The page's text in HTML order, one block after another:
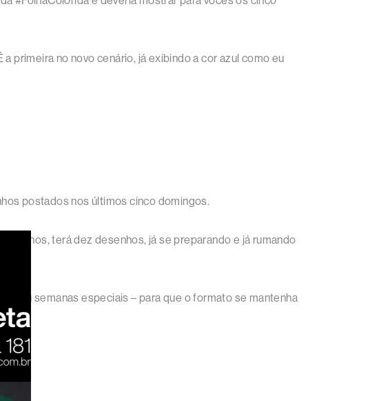
primeira no novo cenário, já exibindo a cor azul como eu
postados nos últimos cinco domingos.
terá dez desenhos, já se preparando e já rumando
– ou semanas especiais – para que o formato se mantenha